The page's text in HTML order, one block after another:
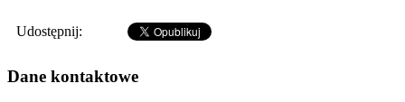
Udostępnij:
Dane kontaktowe